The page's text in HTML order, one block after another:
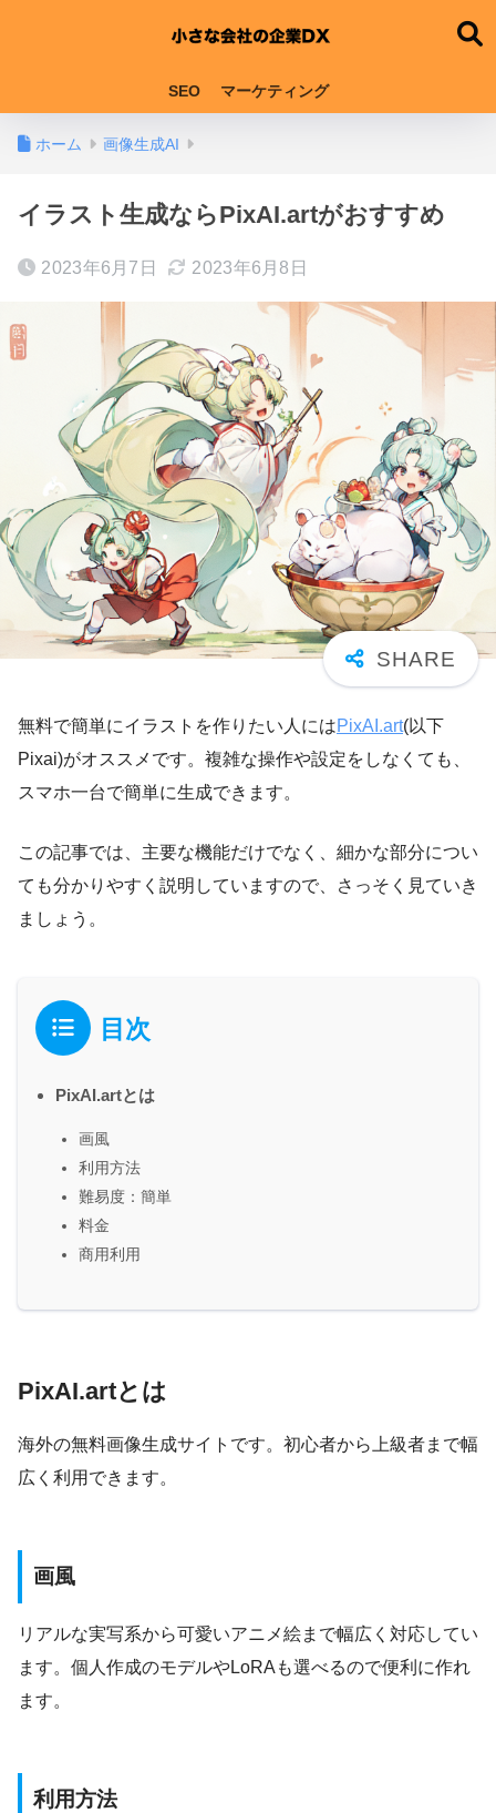
SEO マーケティング
ホーム 画像生成AI
イラスト生成ならPixAI.artがおすすめ
2023年6月7日 2023年6月8日
無料で簡単にイラストを作りたい人にはPixAI.art(以下
Pixai)がオススメです。複雑な操作や設定をしなくても、
スマホ一台で簡単に生成できます。
この記事では、主要な機能だけでなく、細かな部分につい
ても分かりやすく説明していますので、さっそく見ていき
ましょう。
目次
PixAI.artとは
画風
利用方法
難易度：簡単
料金
商用利用
PixAI.artとは
海外の無料画像生成サイトです。初心者から上級者まで幅
広く利用できます。
画風
リアルな実写系から可愛いアニメ絵まで幅広く対応してい
ます。個人作成のモデルやLoRAも選べるので便利に作れ
ます。
利用方法